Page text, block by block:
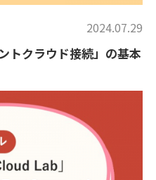
2024.07.29
トクラウド接続」の基本